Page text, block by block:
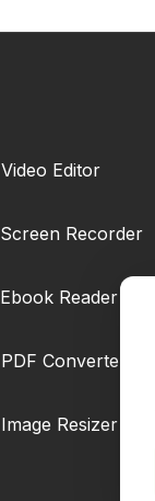
Video Editor
Screen Recorder
Ebook Reader
PDF Converter
Image Resizer